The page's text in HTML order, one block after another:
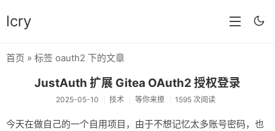
lcry
分类
分享
首页 » 标签 oauth2 下的文章
JustAuth 扩展 Gitea OAuth2 授权登录
2025-05-10 技术 等你来撩 1595 次阅读
今天在做自己的一个自用项目，由于不想记忆太多账号密码，也